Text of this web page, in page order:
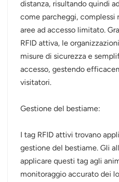
distanza, risultando quindi
come parcheggi, complessi
aree ad accesso limitato.
RFID attiva, le
misure di sicurezza e
accesso, gestendo
visitatori.
Gestione del bestiame:
I tag RFID attivi trovano
gestione del bestiame. Gli
applicare questi tag agli
monitoraggio accurato dei